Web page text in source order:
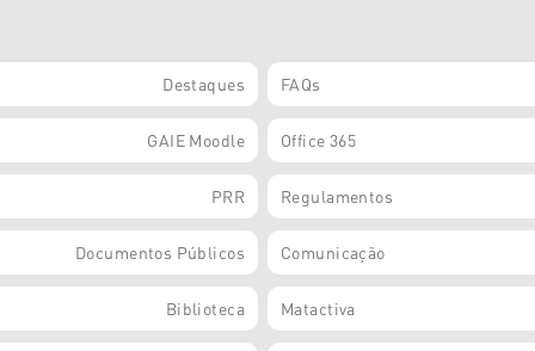
Destaques FAQs
GAIE Moodle Office 365
PRR Regulamentos
Documentos Públicos Comunicação
Biblioteca Matactiva